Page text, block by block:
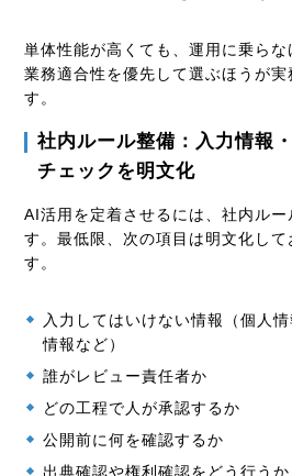
単体性能が高くても、運用に乗らな
業務適合性を優先して選ぶほうが
す。
社内ルール整備：入力情報
チェックを明文化
AI活用を定着させるには、社内ル
す。最低限、次の項目は明文化して
す。
入力してはいけない情報（個人
情報など）
誰がレビュー責任者か
どの工程で人が承認するか
公開前に何を確認するか
出典確認や権利確認をどう行うか